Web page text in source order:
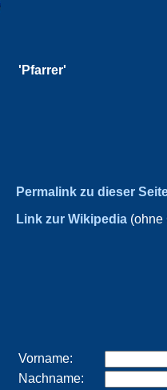
'Pfarrer'
Permalink zu dieser
Link zur Wikipedia (ohne
Vorname:
Nachname: